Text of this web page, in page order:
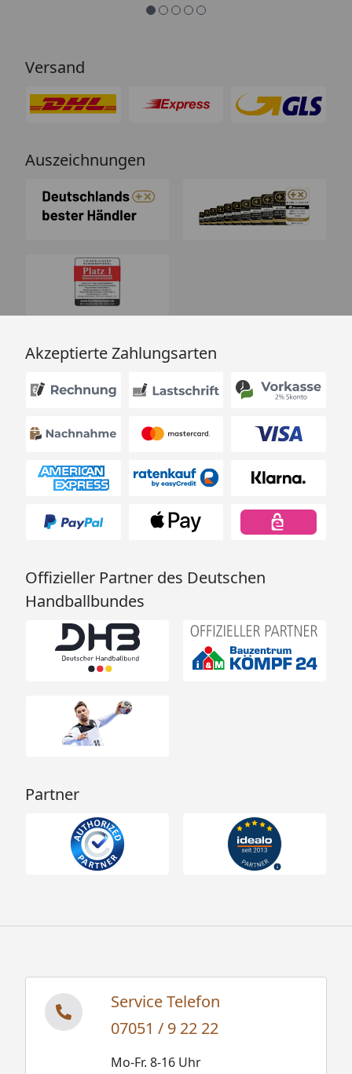
Versand
Auszeichnungen
Akzeptierte Zahlungsarten
Offizieller Partner des Deutschen
Handballbundes
Partner
Service Telefon
07051 / 9 22 22
Mo-Fr. 8-16 Uhr